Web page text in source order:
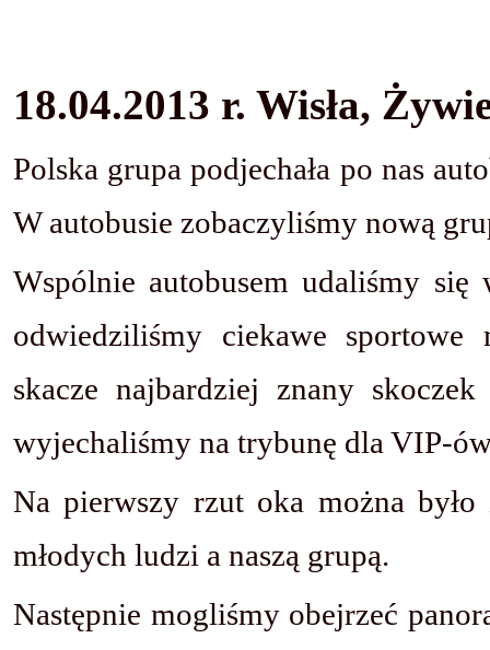
18.04.2013 r. Wisła,
Polska grupa podjechała po nas
W autobusie zobaczyliśmy nową
Wspólnie autobusem udaliśmy
odwiedziliśmy ciekawe sportowe
skacze najbardziej znany
wyjechaliśmy na trybunę dla VIP-
Na pierwszy rzut oka można
młodych ludzi a naszą grupą.
Następnie mogliśmy obejrzeć